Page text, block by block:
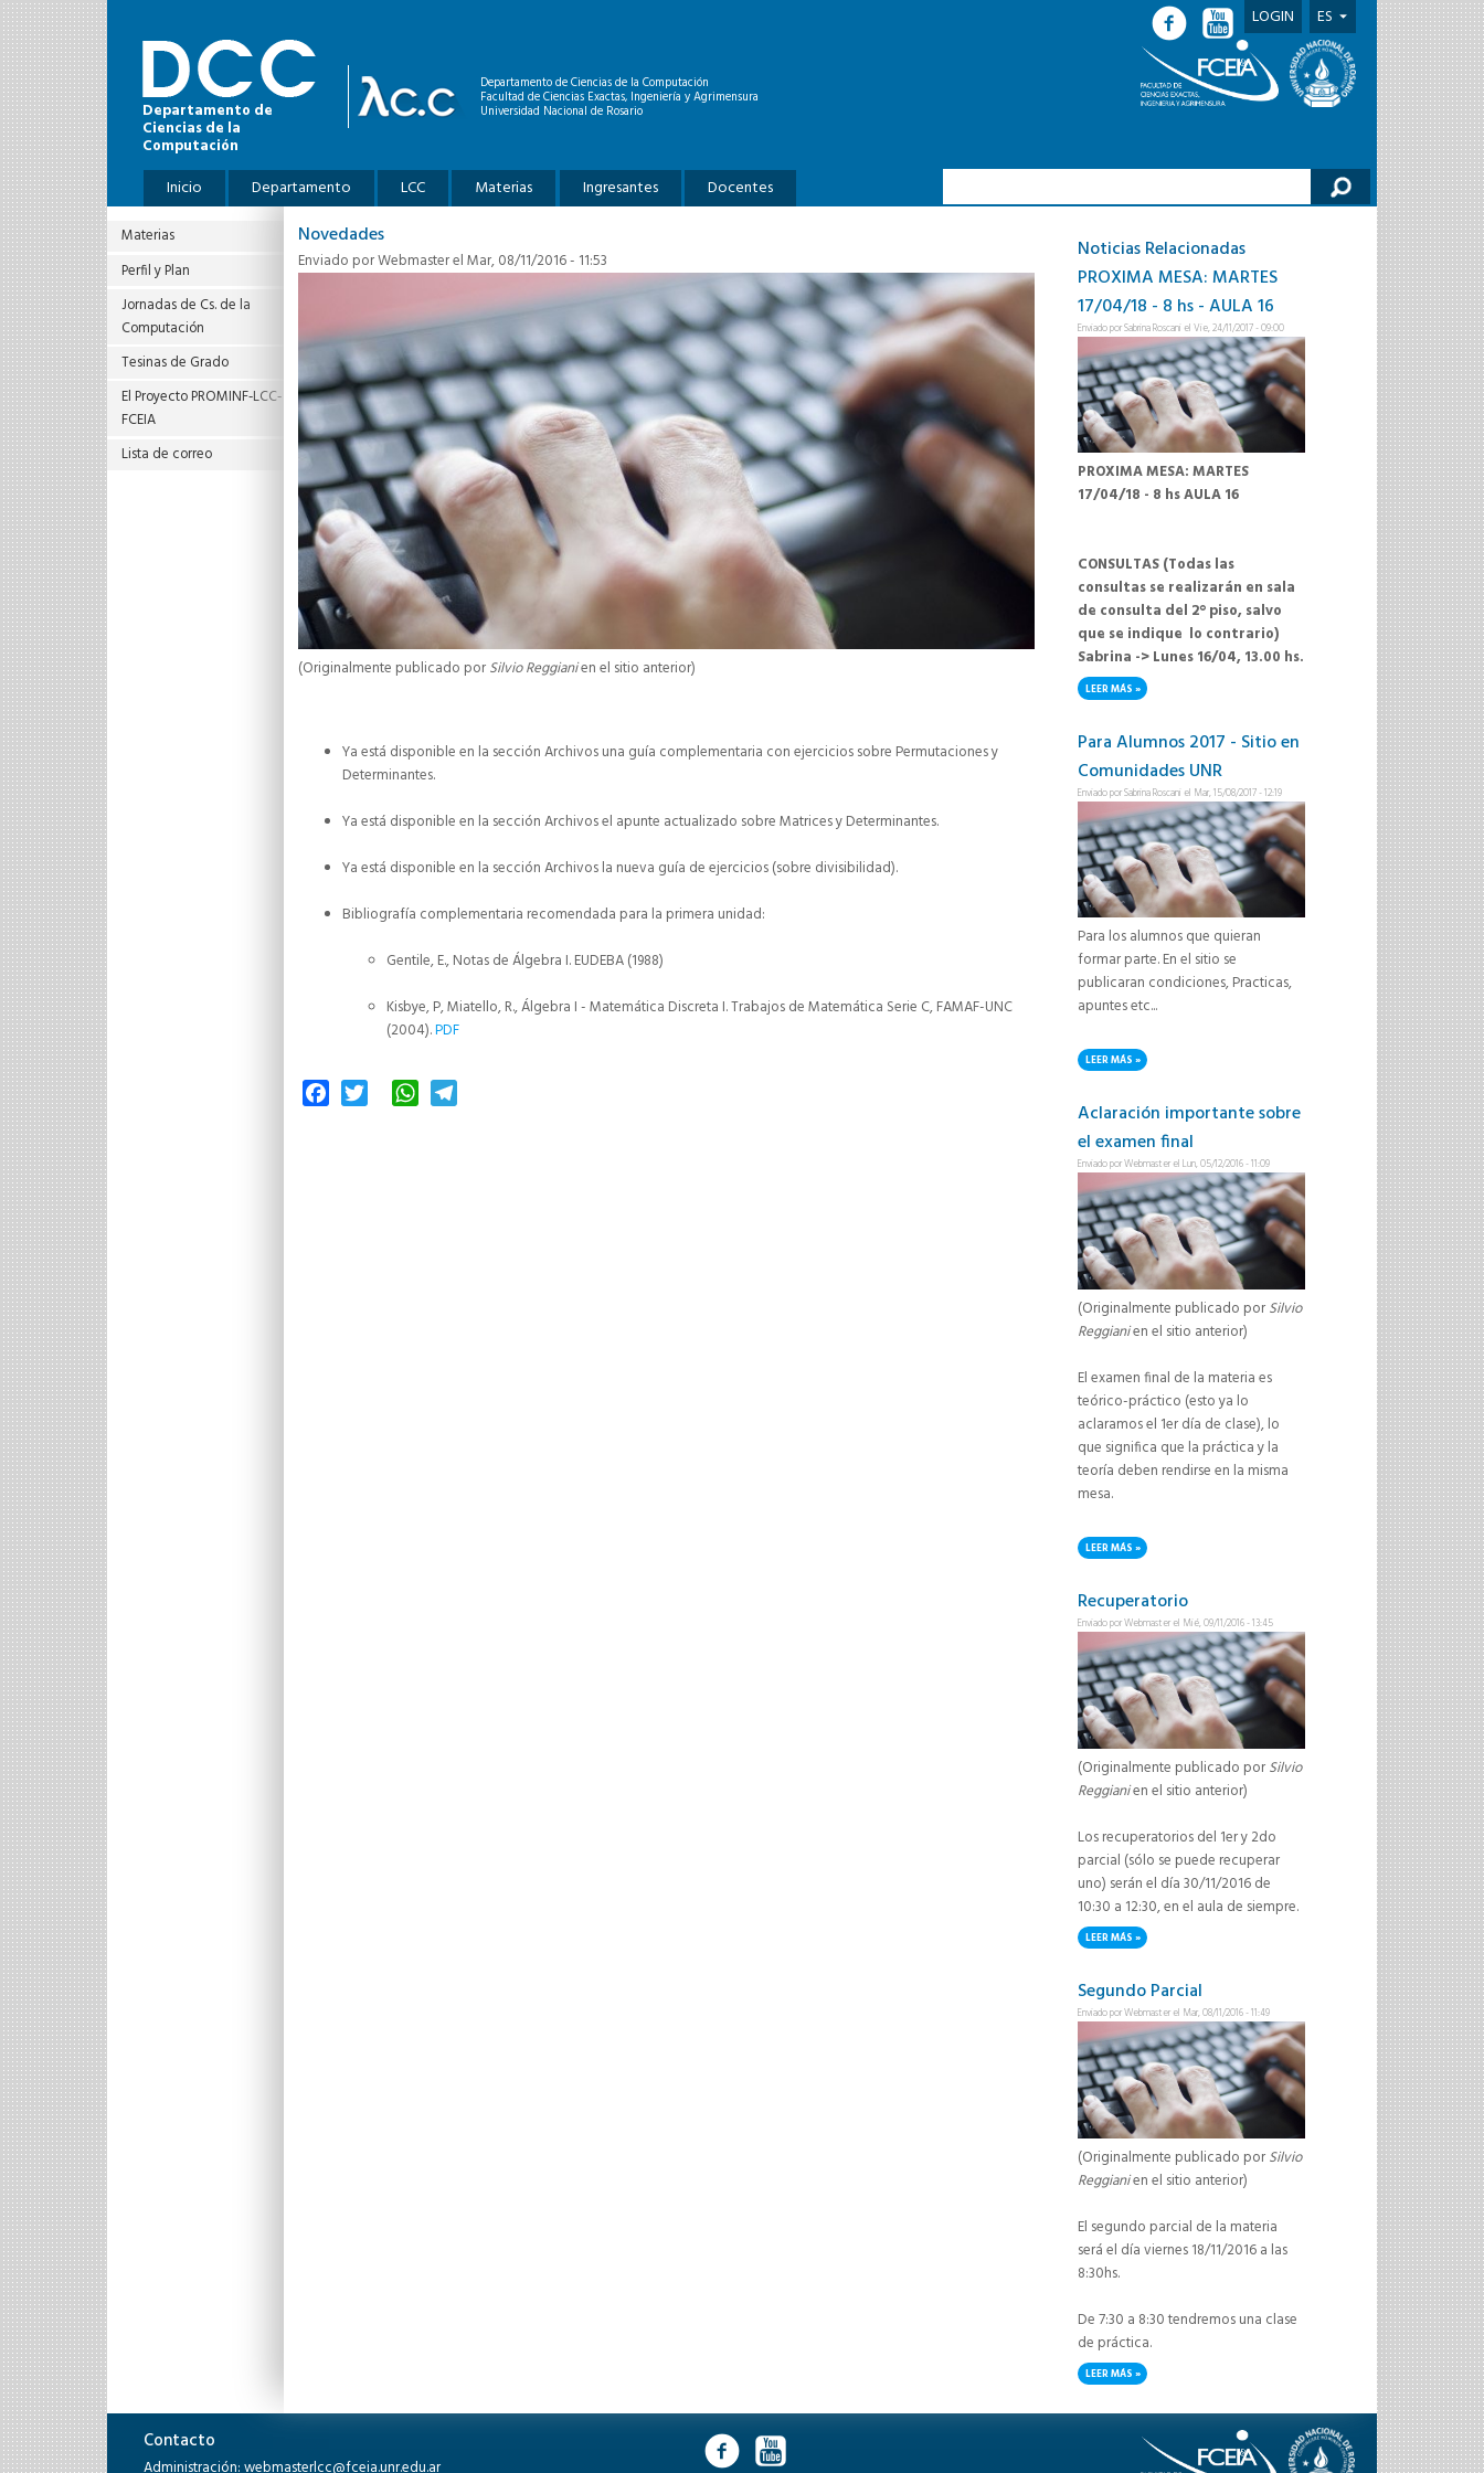
Pasar al contenido principal
Departamento de
Ciencias de la
Computación
Departamento de Ciencias de la Computación
Facultad de Ciencias Exactas, Ingeniería y Agrimensura
Universidad Nacional de Rosario
Menú principal
Inicio Departamento LCC Materias Ingresantes Docentes
LOGIN ES
Materias
Perfil y Plan
Jornadas de Cs. de la
Computación
Tesinas de Grado
El Proyecto PROMINF‐LCC‐
FCEIA
Lista de correo
Novedades
Enviado porWebmasterel Mar, 08/11/2016 - 11:53
(Originalmente publicado porSilvio Reggianien el sitio anterior)
Ya está disponible en la sección Archivos una guía complementaria con ejercicios sobre Permutaciones y
Determinantes.
Ya está disponible en la sección Archivos el apunte actualizado sobre Matrices y Determinantes.
Ya está disponible en la sección Archivos la nueva guía de ejercicios (sobre divisibilidad).
Bibliografía complementaria recomendada para la primera unidad:
Gentile, E., Notas de Álgebra I. EUDEBA (1988)
Kisbye, P, Miatello, R., Álgebra I - Matemática Discreta I. Trabajos de Matemática Serie C, FAMAF-UNC
(2004).PDF
FacebookTwitter WhatsApp
Noticias Relacionadas
PROXIMA MESA: MARTES
17/04/18 - 8 hs - AULA 16
Enviado porSabrina Roscani el Vie, 24/11/2017 - 09:00
PROXIMA MESA: MARTES
17/04/18 - 8 hs AULA 16
CONSULTAS (Todas las
consultas se realizarán en sala
de consulta del 2° piso, salvo
que se indique lo contrario)
Sabrina -> Lunes 16/04, 13.00 hs.
LEER MÁS SOBRE PROXIMA MESA: MARTES 17/04/18 - 8 HS - AULA 16
Para Alumnos 2017 - Sitio en
Comunidades UNR
Enviado porSabrina Roscani el Mar, 15/08/2017 - 12:19
Para los alumnos que quieran
formar parte. En el sitio se
publicaran condiciones, Practicas,
apuntes etc...
LEER MÁS SOBRE PARA ALUMNOS 2017 - SITIO EN COMUNIDADES UNR
Aclaración importante sobre
el examen final
Enviado porWebmasterel Lun, 05/12/2016 - 11:09
(Originalmente publicado porSilvio
Reggianien el sitio anterior)
El examen final de la materia es
teórico-práctico (esto ya lo
aclaramos el 1er día de clase), lo
que significa que la práctica y la
teoría deben rendirse en la misma
mesa.
LEER MÁS SOBRE ACLARACIÓN IMPORTANTE SOBRE EL EXAMEN FINAL
Recuperatorio
Enviado porWebmasterel Mié, 09/11/2016 - 13:45
(Originalmente publicado porSilvio
Reggianien el sitio anterior)
Los recuperatorios del 1er y 2do
parcial (sólo se puede recuperar
uno) serán el día 30/11/2016 de
10:30 a 12:30, en el aula de siempre.
LEER MÁS SOBRE RECUPERATORIO
Segundo Parcial
Enviado porWebmasterel Mar, 08/11/2016 - 11:49
(Originalmente publicado porSilvio
Reggianien el sitio anterior)
El segundo parcial de la materia
será el día viernes 18/11/2016 a las
8:30hs.
De 7:30 a 8:30 tendremos una clase
de práctica.
LEER MÁS SOBRE SEGUNDO PARCIAL
Contacto
Administración: webmasterlcc@fceia.unr.edu.ar